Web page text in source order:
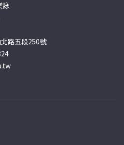
詠
路五段250號